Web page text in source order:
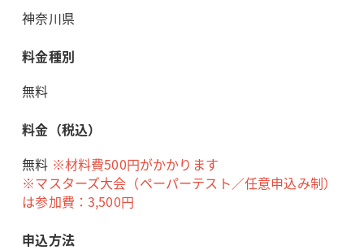
神奈川県
料金種別
無料
料金（税込）
無料 ※材料費500円がかかります
※マスターズ大会（ペーパーテスト／任意申込み制）
は参加費：3,500円
申込方法